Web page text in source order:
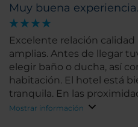
Muy buena experiencia.
Excelente relación
amplias. Antes de llegar
elegir baño o ducha, así
habitación. El hotel está
tranquila. En las
restaurantes. Se puede ir
Mostrar información